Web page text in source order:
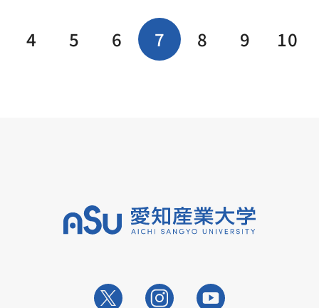
4 5 6 7 8 9 10